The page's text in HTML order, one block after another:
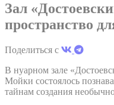
Маркетинговые файлы
основном третьими
пользователя, чтобы
Зал
пространство
Поделиться с
В нуарном зале
Мойки состоялось
тайнам создания